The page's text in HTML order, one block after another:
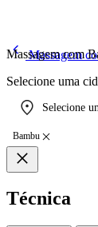
Massagem
Massagem com
Selecione uma
Selecione
Bambu
Técnica